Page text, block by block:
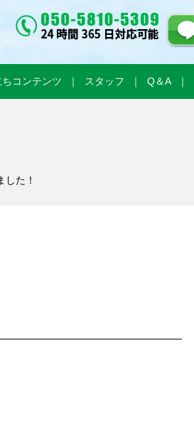
ちコンテンツ スタッフ Q＆A
た！